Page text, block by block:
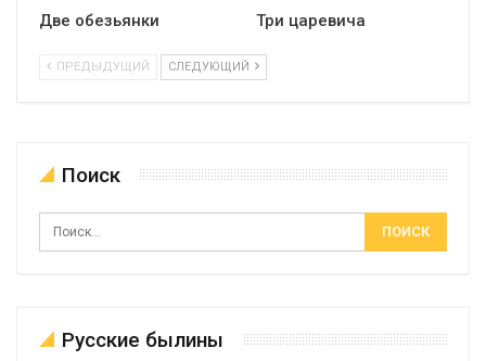
Две обезьянки Три царевича
ПРЕДЫДУЩИЙ СЛЕДУЮЩИЙ
Поиск
Русские былины